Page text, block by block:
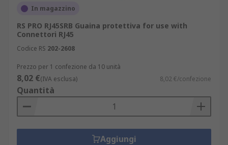
In magazzino
RS PRO RJ45SRB Guaina protettiva for use with
Connettori RJ45
Codice RS 202-2608
Prezzo per 1 confezione da 10 unità
8,02 €(IVA esclusa) 8,02 €/confezione
Quantità
Aggiungi